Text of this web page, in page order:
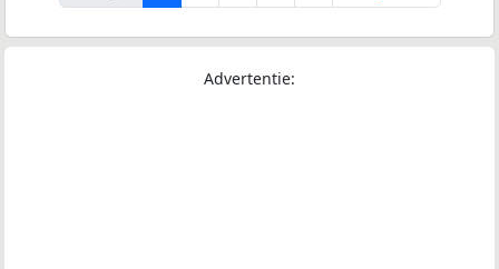
Advertentie: